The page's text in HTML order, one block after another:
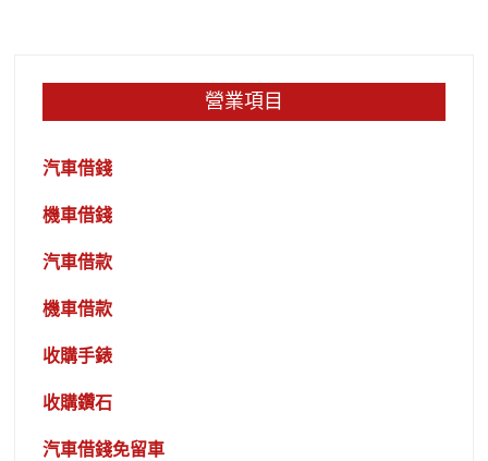
營業項目
汽車借錢
機車借錢
汽車借款
機車借款
收購手錶
收購鑽石
汽車借錢免留車